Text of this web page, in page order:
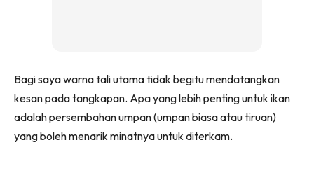
Bagi saya warna tali utama tidak begitu mendatangkan
kesan pada tangkapan. Apa yang lebih penting untuk ikan
adalah persembahan umpan (umpan biasa atau tiruan)
yang boleh menarik minatnya untuk diterkam.